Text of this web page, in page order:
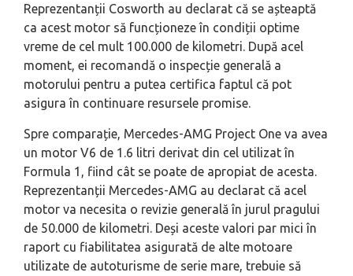
Reprezentanții Cosworth au declarat că se așteaptă
ca acest motor să funcționeze în condiții optime
vreme de cel mult 100.000 de kilometri. După acel
moment, ei recomandă o inspecție generală a
motorului pentru a putea certifica faptul că pot
asigura în continuare resursele promise.
Spre comparație, Mercedes-AMG Project One va avea
un motor V6 de 1.6 litri derivat din cel utilizat în
Formula 1, fiind cât se poate de apropiat de acesta.
Reprezentanții Mercedes-AMG au declarat că acel
motor va necesita o revizie generală în jurul pragului
de 50.000 de kilometri. Deși aceste valori par mici în
raport cu fiabilitatea asigurată de alte motoare
utilizate de autoturisme de serie mare, trebuie să